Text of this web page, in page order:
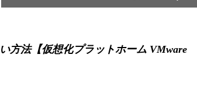
方法【仮想化プラットホーム VMware